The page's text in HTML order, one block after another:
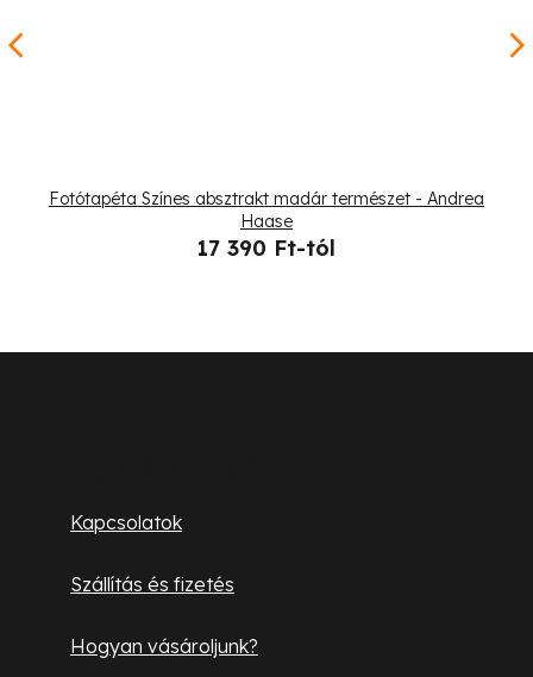
Fotótapéta Színes absztrakt madár természet - Andrea
Haase
17 390 Ft-tól
Kapcsolatok
Szállítás és fizetés
Hogyan vásároljunk?